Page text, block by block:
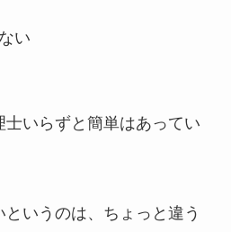
い
士いらずと簡単はあってい
いうのは、ちょっと違う